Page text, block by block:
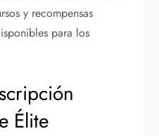
y recompensas
para los
Élite